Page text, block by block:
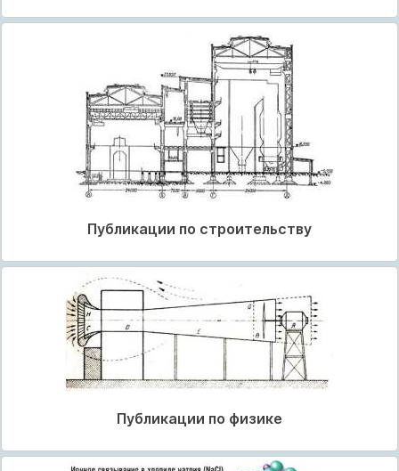
Публикации по строительству
Публикации по физике